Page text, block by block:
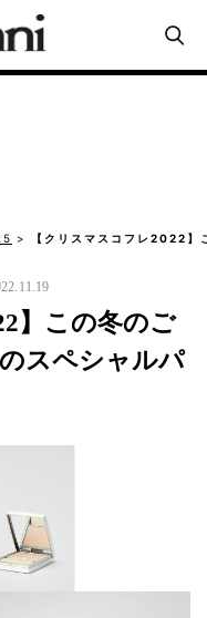
【クリスマスコフレ2022
】この冬のご
スペシャルパ